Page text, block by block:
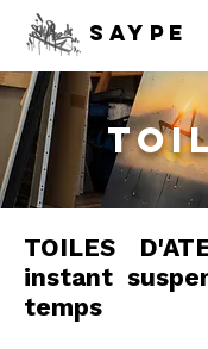
SAYPE
TOILES
instant
temps